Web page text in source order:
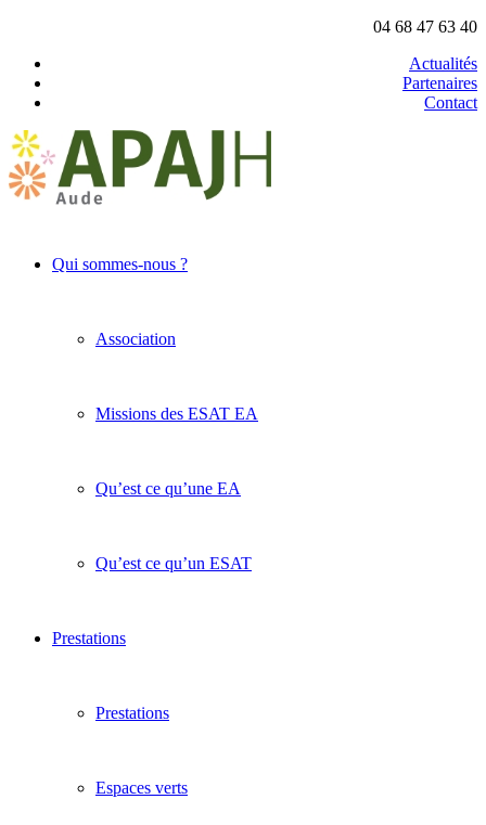
04 68 47 63 40
Actualités
Partenaires
Contact
Qui sommes-nous ?
Association
Missions des ESAT EA
Qu’est ce qu’une EA
Qu’est ce qu’un ESAT
Prestations
Prestations
Espaces verts